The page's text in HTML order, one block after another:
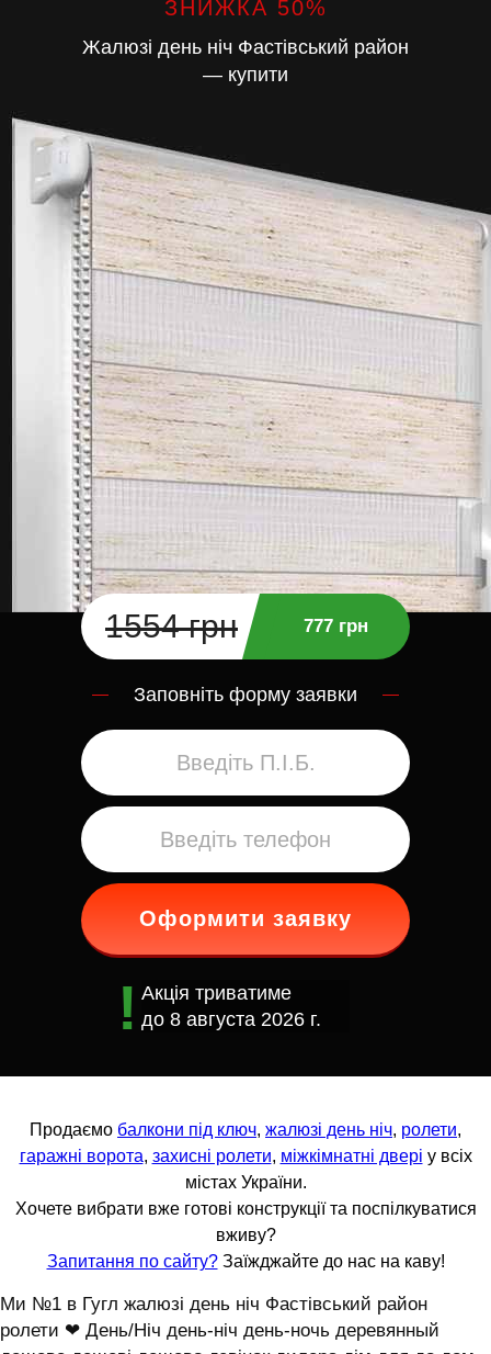
ЗНИЖКА 50%
Жалюзі день ніч Фастівський район
— купити
1554 грн 777 грн
Заповніть форму заявки
Оформити заявку
Акція триватиме
до 8 августа 2026 г.
Продаємо балкони під ключ, жалюзі день ніч, ролети,
гаражні ворота, захисні ролети, міжкімнатні двері у всіх
містах України.
Хочете вибрати вже готові конструкції та поспілкуватися
вживу?
Запитання по сайту?Заїжджайте до нас на каву!
Ми №1 в Гугл жалюзі день ніч Фастівський район
ролети ❤ День/Ніч день-ніч день-ночь деревянный